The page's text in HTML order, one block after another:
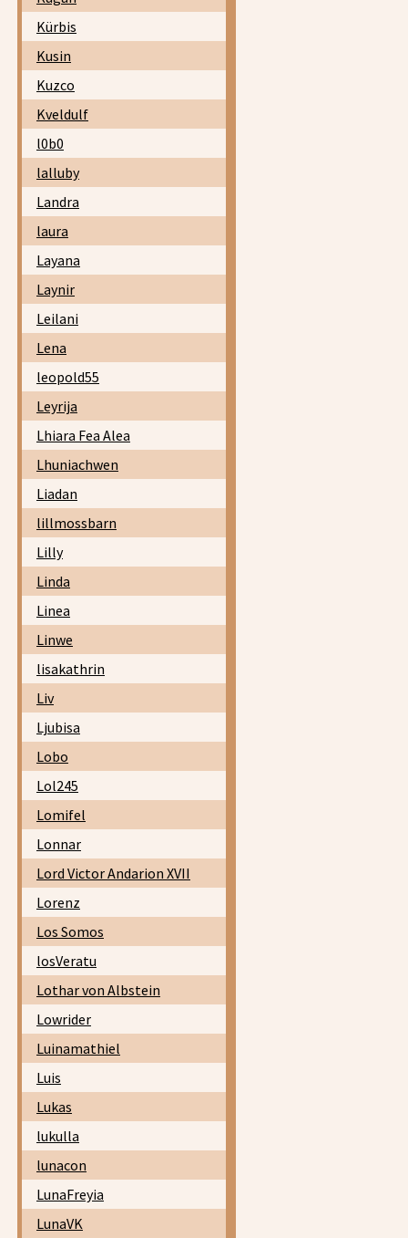
Kürbis
Kusin
Kuzco
Kveldulf
l0b0
lalluby
Landra
laura
Layana
Laynir
Leilani
Lena
leopold55
Leyrija
Lhiara Fea Alea
Lhuniachwen
Liadan
lillmossbarn
Lilly
Linda
Linea
Linwe
lisakathrin
Liv
Ljubisa
Lobo
Lol245
Lomifel
Lonnar
Lord Victor Andarion XVII
Lorenz
Los Somos
losVeratu
Lothar von Albstein
Lowrider
Luinamathiel
Luis
Lukas
lukulla
lunacon
LunaFreyia
LunaVK